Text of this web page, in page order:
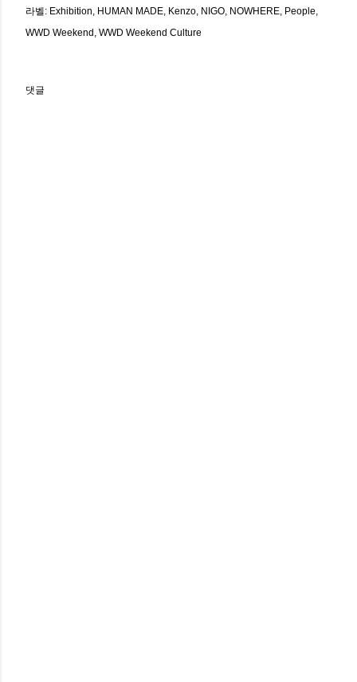
라벨: Exhibition HUMAN MADE Kenzo NIGO NOWHERE People
WWD Weekend WWD Weekend Culture
댓글